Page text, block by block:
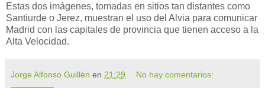
Estas dos imágenes, tomadas en sitios tan distantes como
Santiurde o Jerez, muestran el uso del Alvia para comunicar
Madrid con las capitales de provincia que tienen acceso a la
Alta Velocidad.
Jorge Alfonso Guillén en 21:29 No hay comentarios: